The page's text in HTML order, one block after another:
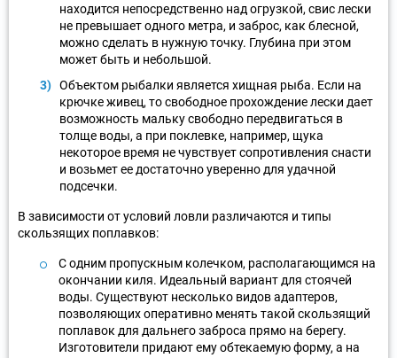
находится непосредственно над огрузкой, свис лески
не превышает одного метра, и заброс, как блесной,
можно сделать в нужную точку. Глубина при этом
может быть и небольшой.
Объектом рыбалки является хищная рыба. Если на
крючке живец, то свободное прохождение лески дает
возможность мальку свободно передвигаться в
толще воды, а при поклевке, например, щука
некоторое время не чувствует сопротивления снасти
и возьмет ее достаточно уверенно для удачной
подсечки.
В зависимости от условий ловли различаются и типы
скользящих поплавков:
С одним пропускным колечком, располагающимся на
окончании киля. Идеальный вариант для стоячей
воды. Существуют несколько видов адаптеров,
позволяющих оперативно менять такой скользящий
поплавок для дальнего заброса прямо на берегу.
Изготовители придают ему обтекаемую форму, а на